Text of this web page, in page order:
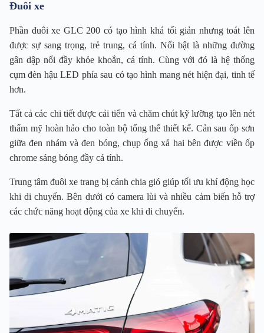
Đuôi xe
Phần đuôi xe GLC 200 có tạo hình khá tối giản nhưng toát lên
được sự sang trọng, trẻ trung, cá tính. Nổi bật là những đường
gân dập nổi đầy khỏe khoắn, cá tính. Cùng với đó là hệ thống
cụm đèn hậu LED phía sau có tạo hình mang nét hiện đại, tinh tế
hơn.
Tất cả các chi tiết được cải tiến và chăm chút kỹ lưỡng tạo lên nét
thẩm mỹ hoàn hảo cho toàn bộ tổng thể thiết kế. Cản sau ốp sơn
giữa đen nhám và đen bóng, chụp ống xả hai bên được viền ốp
chrome sáng bóng đầy cá tính.
Trung tâm đuôi xe trang bị cánh chia gió giúp tối ưu khí động học
khi di chuyển. Bên dưới có camera lùi và nhiều cảm biến hỗ trợ
các chức năng hoạt động của xe khi di chuyển.